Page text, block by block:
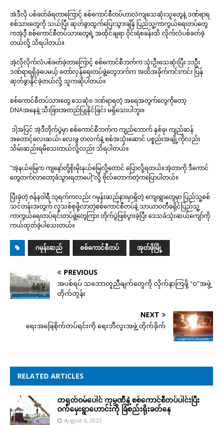
အဲဒီလို ‌ပစ်ခတ်ခံရတာကြောင့် စစ်ကောင်စီတပ်ဟာလဲကျသေဆုံးသူတွေနဲ့ ဒဏ်ရာရ
စစ်သားတွေကို သယ်ပြီး ဆုတ်ခွာထွက်ပြေးသွားချိန် ပြည်သူ့ကာကွယ်ရေးတပ်တွေ
ကအဲ့ဒီ့ စစ်ကောင်စီတပ်သားတွေရဲ့ အထိုင်ချရာ ဝိုင်းရဲစခန်းထိ လိုက်လံပစ်ခတ်ခဲ့
တယ်လို့ သိရပါတယ်။
အဲ့လိုလိုက်လံပစ်ခတ်ခဲ့တာကြောင့် စစ်ကောင်စီဘက်က သုံးဦးသေဆုံးပြီး ၁၁ဦး
ဒဏ်ရာရရှိခဲ့ပေမယ့် တော်လှန်ရေးတပ်ဖွဲ့တွေဘက်က အထိအခိုက်ကင်းကင်း ပြန်
ဆုတ်ခွာနိုင်ခဲ့တယ်လို့ သူကဆိုပါတယ်။
စစ်ကောင်စီတပ်သားတွေ သေဆုံး၊ ဒဏ်ရာရတဲ့ အရေအတွက်တွေကိုတော့
DNAအနေနဲ့ သီးခြားအတည်ပြုနိုင်ခြင်း မရှိသေးပါဘူး။
ဒါ့အပြင် အဲ့ဒီတိုက်ပွဲမှာ စစ်ကောင်စီဘက်က ကျည်ဘောက် နှစ်ခု၊ ကျည်ဆန်
အတောင့်လေးဆယ်၊ လေးခွ တလက်နဲ့ စစ်အသုံးဆောင် ပစ္စည်းအချို့ကိုလည်း
သိမ်းဆည်းရမိသေးတယ်လို့လည်း သိရပါတယ်။
“အဲ့နယ်မြေက ကျနော်တို့စိုးမိုးနယ်မြေလို့တောင် ပြောလို့ရတယ်။အဲ့တာကို ဒီကောင်
တွေတက်လာတော့ခံသွားရတာပေါ့”လို့ ဗိုလ်တောက်တဲ့ကပြောပါတယ်။
ပြီးခဲ့တဲ့ ဇန်နဝါရီ ၁၃ရက်ကလည်း ဂမုန်းဆည်နားမှာရှိတဲ့ ကျေးရွာတွေမှာ ပြည်သူ့စစ်
သင်တန်းအတွက် လူသစ်စုဖို့လာတဲ့စစ်ကောင်စီတပ်နဲ့ သာယာဝတီခရိုင်ပြည်သူ့
ကာကွယ်ရေးတပ်ရင်းတပ်ဖွဲ့တွေကြား တိုက်ပွဲဖြစ်ပွားခဲ့ပြီး ဒေသခံသုံးဆယ်ကျော်ကို
ကယ်ထုတ်ခဲ့ပါသေးတယ်။
ဂမုန်းဆည် စစ်ကောင်စီတပ် အုတ်ဖိုမြို့
PREVIOUS
အပစ်ရပ် သဘောတူညီချက်တွေကို လိုက်နာကြဖို့ “ဝ”အဖွဲ့
တိုက်တွန်း
NEXT
ရေးအခြေစိုက်တပ်ရင်းကို ရေးဘီလူးအဖွဲ့ တိုက်ခိုက်
RELATED ARTICLES
တရုတ်ဝမ်ပေါင် ကုမ္ပဏီနဲ့ စစ်ကောင်စီတပ်ပါင်းပြီး
ဝက်မှေးရွာဟောင်းကို ခြံစည်းရိုးခတ်နေ
August 6, 2023